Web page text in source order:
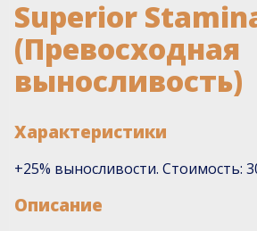
Superior
(Превосходная
выносливость)
Характеристики
+25% выносливости. Стоимость:
Описание